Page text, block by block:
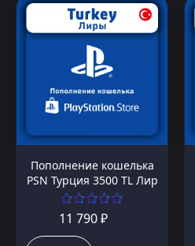
Пополнение кошелька
PSN Турция 3500 TL Лир
11 790 ₽